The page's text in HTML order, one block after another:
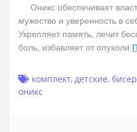
Оникс обеспечивает
мужество и уверенность в
Укрепляет память, лечит
боль, избавляет от опухоли
комплект, детские, бисер
оникс